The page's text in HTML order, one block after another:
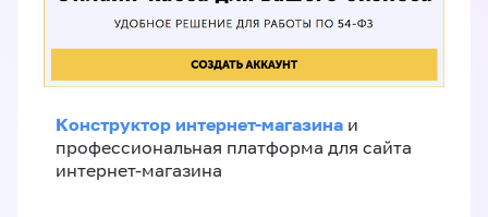
Конструктор интернет-магазина и
профессиональная платформа для сайта
интернет-магазина